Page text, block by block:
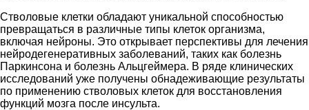
Стволовые клетки обладают уникальной способностью
превращаться в различные типы клеток организма,
включая нейроны. Это открывает перспективы для лечения
нейродегенеративных заболеваний, таких как болезнь
Паркинсона и болезнь Альцгеймера. В ряде клинических
исследований уже получены обнадеживающие результаты
по применению стволовых клеток для восстановления
функций мозга после инсульта.